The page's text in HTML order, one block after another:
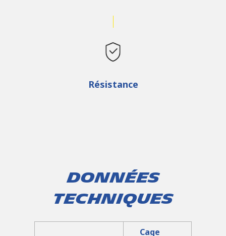
Résistance
Données
techniques
Cage